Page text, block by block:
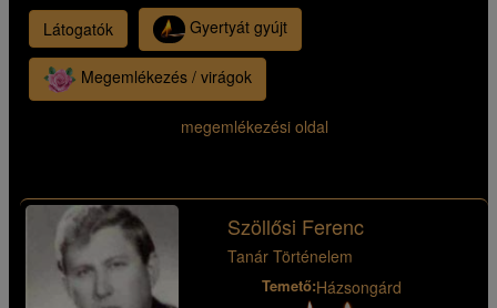
Látogatók Gyertyát gyújt
Megemlékezés / virágok
megemlékezési oldal
Szöllősi Ferenc
Tanár Történelem
Temető:Házsongárd